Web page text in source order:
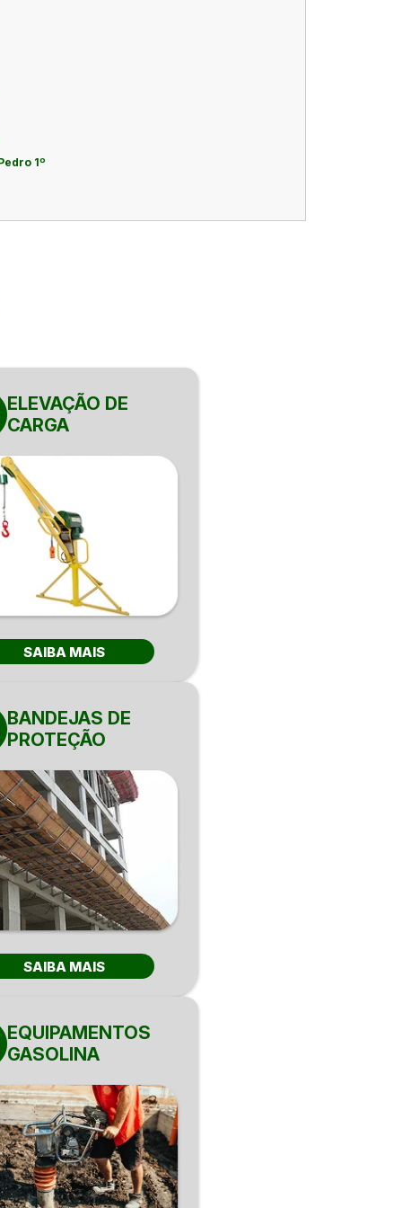
1º
ELEVAÇÃO DE
CARGA
SAIBA MAIS
BANDEJAS DE
PROTEÇÃO
SAIBA MAIS
EQUIPAMENTOS
GASOLINA